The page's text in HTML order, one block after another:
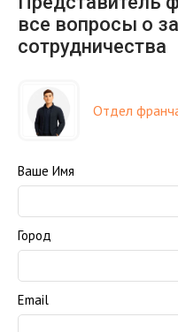
все вопросы о
сотрудничества
Отдел
Ваше Имя
Город
Email